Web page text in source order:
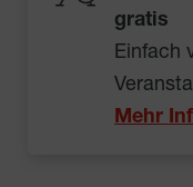
gratis
Einfach
Mehr